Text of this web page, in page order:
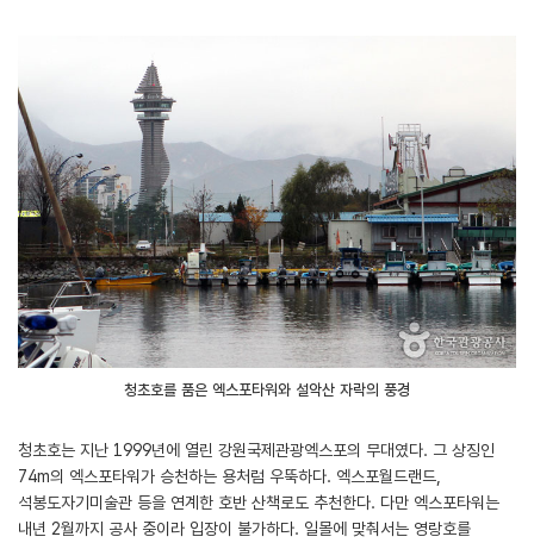
청초호를 품은 엑스포타워와 설악산 자락의 풍경
청초호는 지난 1999년에 열린 강원국제관광엑스포의 무대였다. 그 상징인
74m의 엑스포타워가 승천하는 용처럼 우뚝하다. 엑스포월드랜드,
석봉도자기미술관 등을 연계한 호반 산책로도 추천한다. 다만 엑스포타워는
내년 2월까지 공사 중이라 입장이 불가하다. 일몰에 맞춰서는 영랑호를